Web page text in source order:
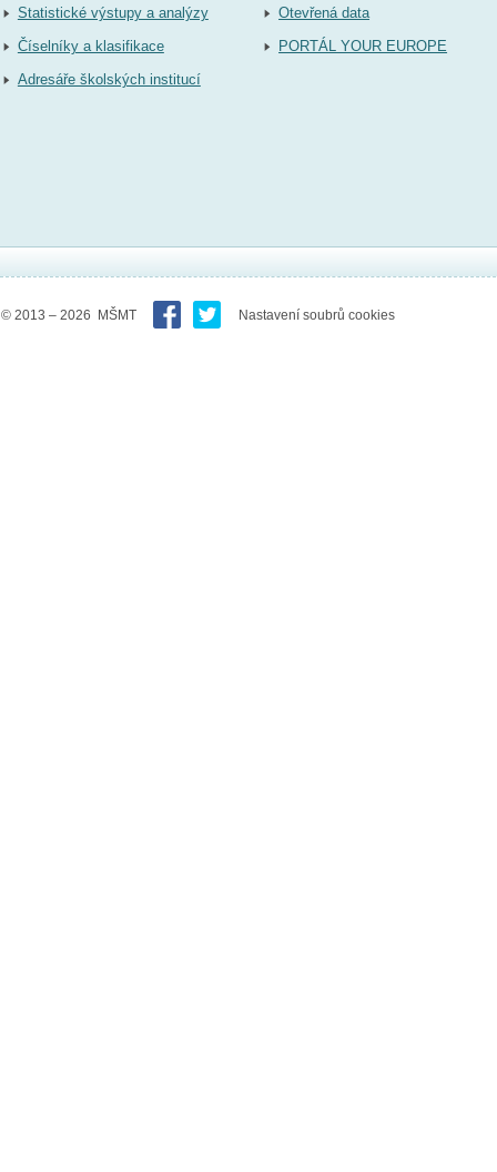
Statistické výstupy a analýzy
Číselníky a klasifikace
Adresáře školských institucí
Otevřená data
PORTÁL YOUR EUROPE
© 2013 – 2026 MŠMT Nastavení soubrů cookies